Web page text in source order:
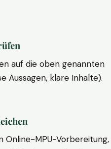
auf die oben genannten
Aussagen, klare Inhalte).
Online-MPU-Vorbereitung,